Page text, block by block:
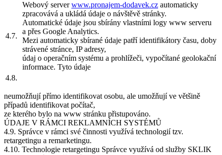
4.7.
Webový serverwww.pronajem-dodavek.cz automaticky
zpracovává a ukládá údaje o návštěvě stránky.
Automatické údaje jsou sbírány vlastními logy www serveru
a přes Google Analytics.
Mezi automaticky sbírané údaje patří identifikátory času, doby
strávené stránce, IP adresy,
údaj o operačním systému a prohlížeči, vypočítané geolokační
informace. Tyto údaje
4.8.
neumožňují přímo identifikovat osobu, ale umožňují ve většině
případů identifikovat počítač,
ze kterého bylo na www stránku přistupováno.
ÚDAJE V RÁMCI REKLAMNÍCH SYSTÉMŮ
4.9. Správce v rámci své činnosti využívá technologií tzv.
retargetingu a remarketingu.
4.10. Technologie retargetingu Správce využívá od služby SKLIK